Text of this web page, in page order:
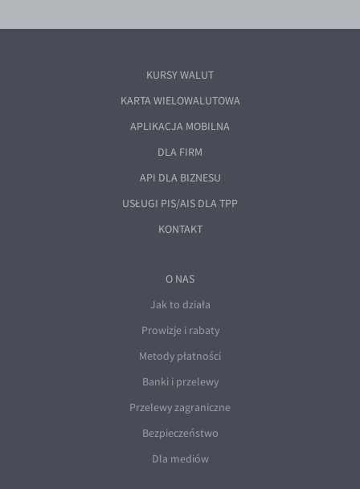
KURSY WALUT
KARTA WIELOWALUTOWA
APLIKACJA MOBILNA
DLA FIRM
API DLA BIZNESU
USŁUGI PIS/AIS DLA TPP
KONTAKT
O NAS
Jak to działa
Prowizje i rabaty
Metody płatności
Banki i przelewy
Przelewy zagraniczne
Bezpieczeństwo
Dla mediów